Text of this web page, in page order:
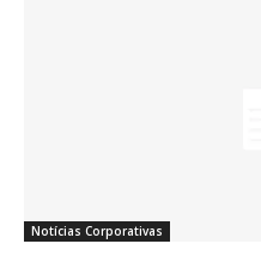
Notícias Corporativas